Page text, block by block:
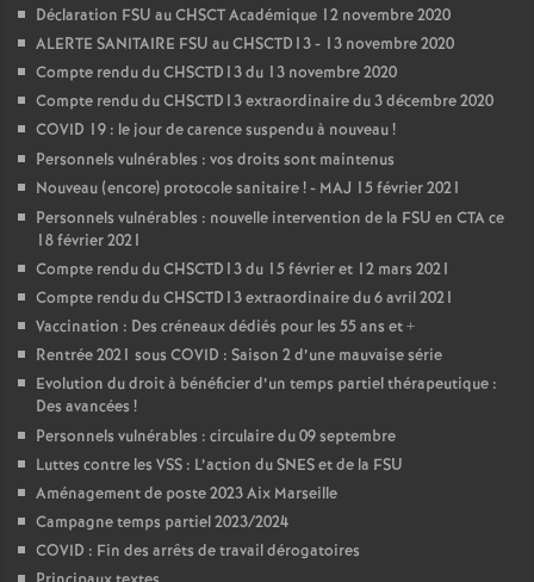
Déclaration FSU au CHSCT Académique 12 novembre 2020
ALERTE SANITAIRE FSU au CHSCTD13 - 13 novembre 2020
Compte rendu du CHSCTD13 du 13 novembre 2020
Compte rendu du CHSCTD13 extraordinaire du 3 décembre 2020
COVID 19 : le jour de carence suspendu à nouveau!
Personnels vulnérables : vos droits sont maintenus
Nouveau (encore) protocole sanitaire! - MAJ 15 février 2021
Personnels vulnérables : nouvelle intervention de la FSU en CTA ce
18 février 2021
Compte rendu du CHSCTD13 du 15 février et 12 mars 2021
Compte rendu du CHSCTD13 extraordinaire du 6 avril 2021
Vaccination : Des créneaux dédiés pour les 55 ans et +
Rentrée 2021 sous COVID : Saison 2 d’une mauvaise série
Evolution du droit à bénéficier d’un temps partiel thérapeutique :
Des avancées !
Personnels vulnérables : circulaire du 09 septembre
Luttes contre les VSS : L’action du SNES et de la FSU
Aménagement de poste 2023 Aix Marseille
Campagne temps partiel 2023/2024
COVID : Fin des arrêts de travail dérogatoires